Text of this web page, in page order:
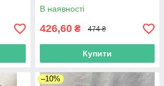
В наявності
426,60 ₴ 474 ₴
Купити
–10%